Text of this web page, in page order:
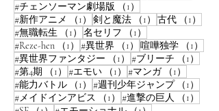
#チェンソーマン劇場版
（1）
#新作アニメ
（1） 1件の記事
剣と魔法 （1） 1件の記事
古代 （1）
#無職転生
（1） 1件の記事
名セリフ （1）
#Reze-hen
（1） 1件の記事
#異世界 （1） 1件の記事
喧嘩独学 （1）
#異世界ファンタジー
（1） 1件の記事
#ブリーチ （1）
#第4期
（1） 1件の記事
#エモい （1） 1件の記事
#マンガ （1）
#能力バトル
（1） 1件の記事
#週刊少年ジャンプ （1）
#メイドインアビス
（1） 1件の記事
#進撃の巨人 （1）